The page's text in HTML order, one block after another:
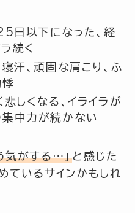
日以下になった、経
続く
汗、頑固な肩こり、ふ
悸
しくなる、イライラが
集中力が続かない
気がする…」と感じた
ているサインかもしれ